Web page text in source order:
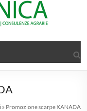
» Promozione scarpe KANADA